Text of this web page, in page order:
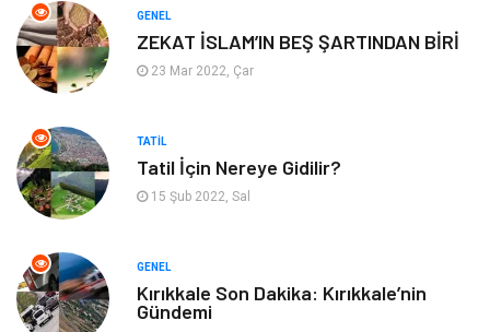
Aksesuar
Organizasyon
Spor
Bebek Giyim Mobilya
GENEL
ZEKAT İSLAM’IN BEŞ ŞARTINDAN BİRİ
23 Mar 2022, Çar
TATIL
Tatil İçin Nereye Gidilir?
15 Şub 2022, Sal
GENEL
Kırıkkale Son Dakika: Kırıkkale’nin
Gündemi